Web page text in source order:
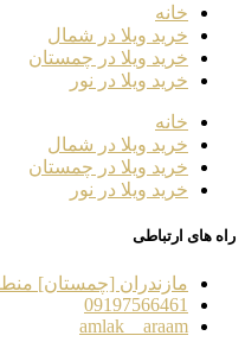
خانه
خرید ویلا در شمال
خرید ویلا در چمستان
خرید ویلا در نور
خانه
خرید ویلا در شمال
خرید ویلا در چمستان
خرید ویلا در نور
راه های ارتباطی
مازندران [چمستان]
09197566461
amlak__araam